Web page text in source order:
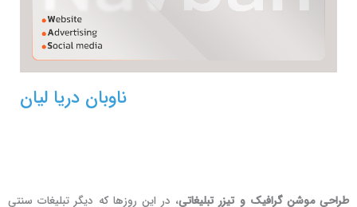
ناوبان دریا لیان
طراحی موشن گرافیک و تیزر تبلیغاتی، در این روزها که دیگر تبلیغات سنتی